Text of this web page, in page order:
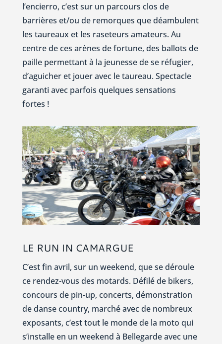
l’encierro, c’est sur un parcours clos de
barrières et/ou de remorques que déambulent
les taureaux et les raseteurs amateurs. Au
centre de ces arènes de fortune, des ballots de
paille permettant à la jeunesse de se réfugier,
d’aguicher et jouer avec le taureau. Spectacle
garanti avec parfois quelques sensations
fortes !
LE RUN IN CAMARGUE
C’est fin avril, sur un weekend, que se déroule
ce rendez-vous des motards. Défilé de bikers,
concours de pin-up, concerts, démonstration
de danse country, marché avec de nombreux
exposants, c’est tout le monde de la moto qui
s’installe en un weekend à Bellegarde avec une